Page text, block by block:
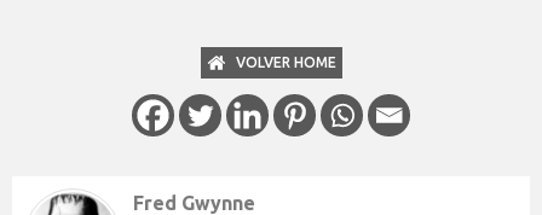
VOLVER HOME
Fred Gwynne